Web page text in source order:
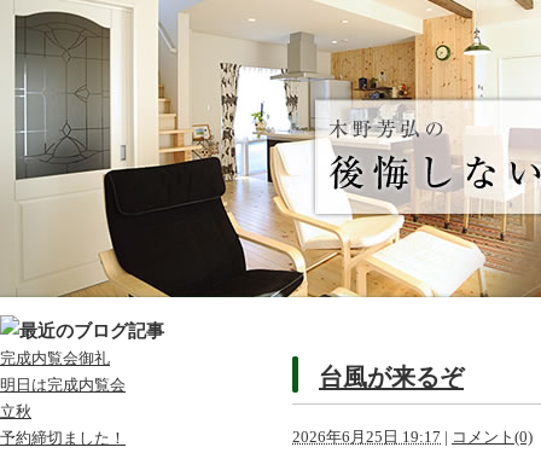
台風が来るぞ
2026年6月25日 19:17 | コメント(0)
完成内覧会御礼
明日は完成内覧会
立秋
予約締切ました！